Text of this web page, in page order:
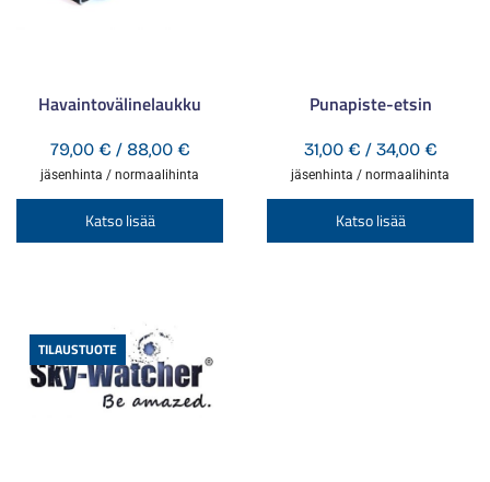
Havaintovälinelaukku
79,00 € / 88,00 €Hintaluokka:
79,00 €
-
jäsenhinta / normaalihinta
Katso lisää
tuotteella
Punapiste-etsin
31,00 € / 34,00 €
31,00
-
jäsenhinta / normaalihinta
Katso lisää
TILAUSTUOTE